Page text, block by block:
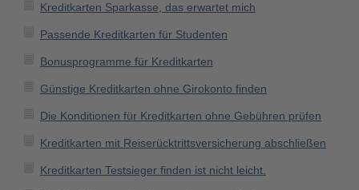
Kreditkarten Sparkasse, das erwartet mich
Passende Kreditkarten für Studenten
Bonusprogramme für Kreditkarten
Günstige Kreditkarten ohne Girokonto finden
Die Konditionen für Kreditkarten ohne Gebühren prüfen
Kreditkarten mit Reiserücktrittsversicherung abschließen
Kreditkarten Testsieger finden ist nicht leicht.